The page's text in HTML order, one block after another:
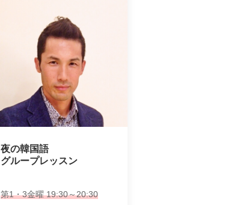
夜の韓国語
グループレッスン
第1・3金曜 19:30～20:30